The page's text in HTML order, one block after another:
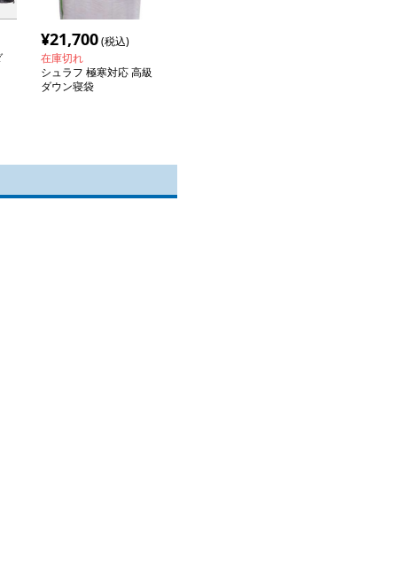
¥21,700(税込)
在庫切れ
シュラフ 極寒対応 高級
ダウン寝袋